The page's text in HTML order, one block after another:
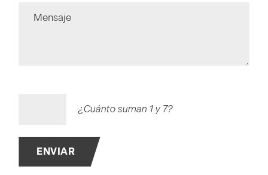
Mensaje
¿Cuánto suman 1 y 7?
ENVIAR